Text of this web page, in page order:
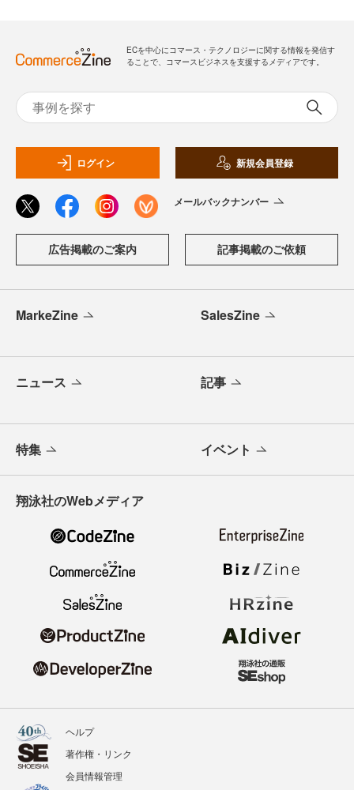
ECを中心にコマース・テクノロジーに関する情報を発信す
ることで、コマースビジネスを支援するメディアです。
ログイン 新規会員登録
メールバックナンバー
広告掲載のご案内 記事掲載のご依頼
MarkeZine SalesZine
ニュース 記事
特集 イベント
翔泳社のWebメディア
ヘルプ
著作権・リンク
会員情報管理